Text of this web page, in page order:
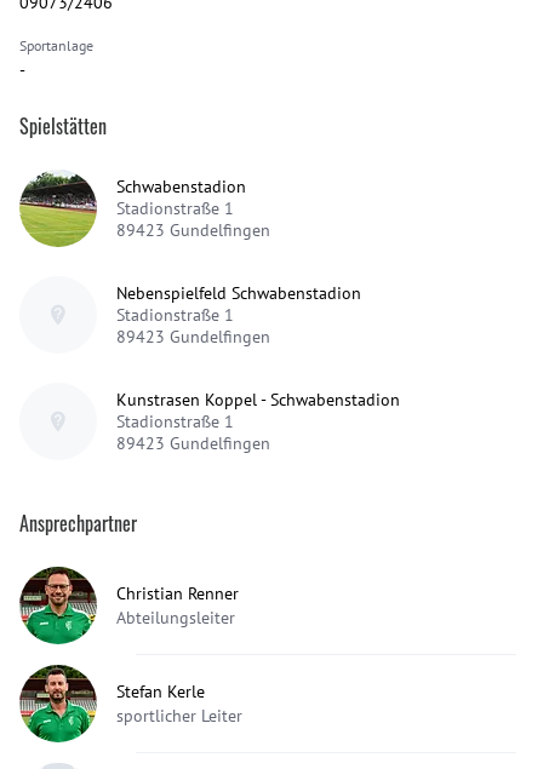
Sportanlage
-
Spielstätten
Schwabenstadion
Stadionstraße 1
89423 Gundelfingen
Nebenspielfeld Schwabenstadion
Stadionstraße 1
89423 Gundelfingen
Kunstrasen Koppel - Schwabenstadion
Stadionstraße 1
89423 Gundelfingen
Ansprechpartner
Christian Renner
Abteilungsleiter
Stefan Kerle
sportlicher Leiter